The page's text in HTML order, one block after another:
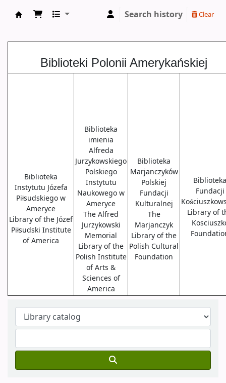
Search history Clear
Biblioteki Polonii Amerykańskiej
Biblioteka
Instytutu Józefa
Piłsudskiego w
Ameryce
Library of the Józef
Piłsudski Institute
of America
Biblioteka
imienia
Alfreda
Jurzykowskiego
Polskiego
Instytutu
Naukowego w
Ameryce
The Alfred
Jurzykowski
Memorial
Library of the
Polish Institute
of Arts &
Sciences of
America
Biblioteka
Marjanczyków
Polskiej
Fundacji
Kulturalnej
The
Marjanczyk
Library of the
Polish Cultural
Foundation
Biblioteka
Fundacji
Library of